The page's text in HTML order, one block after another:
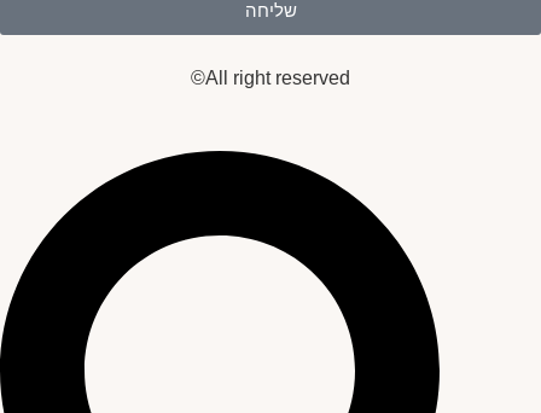
שליחה
All right reserved©